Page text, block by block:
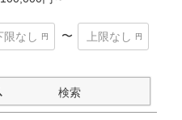
〜
検索